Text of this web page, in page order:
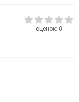
оценок: 0